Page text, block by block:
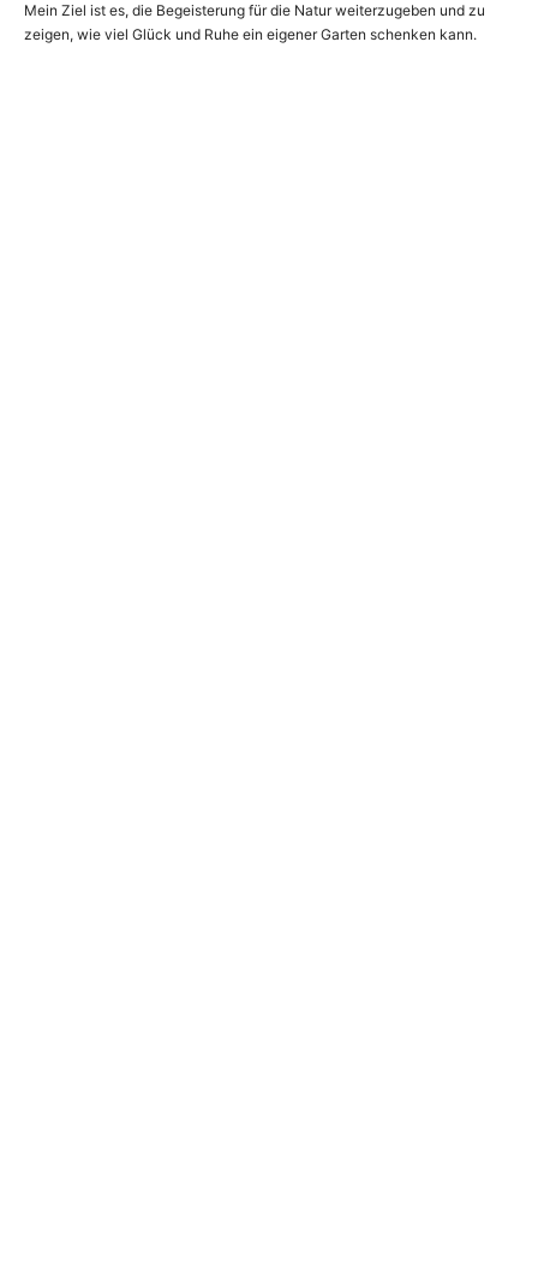
Mein Ziel ist es, die Begeisterung für die Natur weiterzugeben und zu
zeigen, wie viel Glück und Ruhe ein eigener Garten schenken kann.